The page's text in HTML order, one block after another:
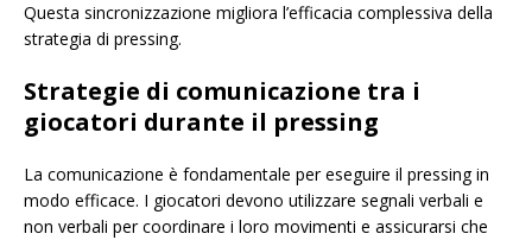
Questa sincronizzazione migliora l’efficacia complessiva della
strategia di pressing.
Strategie di comunicazione tra i
giocatori durante il pressing
La comunicazione è fondamentale per eseguire il pressing in
modo efficace. I giocatori devono utilizzare segnali verbali e
non verbali per coordinare i loro movimenti e assicurarsi che